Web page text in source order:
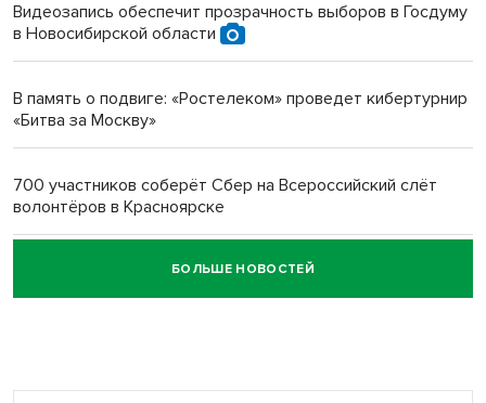
Новосибирский преподаватель с женой вошли в топ-16
Видеозапись обеспечит прозрачность выборов в Госдуму
в Новосибирской области
В память о подвиге: «Ростелеком» проведет кибертурнир
«Битва за Москву»
700 участников соберёт Сбер на Всероссийский слёт
волонтёров в Красноярске
Честный выбор: видеонаблюдение обеспечит
объективность результатов ЕДГ в Новосибирской
БОЛЬШЕ НОВОСТЕЙ